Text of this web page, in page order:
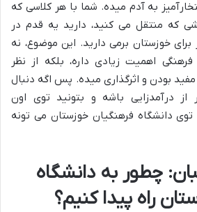
به آدم میده. شما با هر کلاسی که
که منتقل می کنید، دارید یه قدم در
خوزستان برمی دارید. این موضوع، نه
اهمیت زیادی داره، بلکه از نظر
بودن و اثرگذاری میده. پس اگه دنبال
درآمدزایی باشه و بتونید توی اون
توی دانشگاه فرهنگیان خوزستان می تونه
چطور به دانشگاه
راه پیدا کنیم؟